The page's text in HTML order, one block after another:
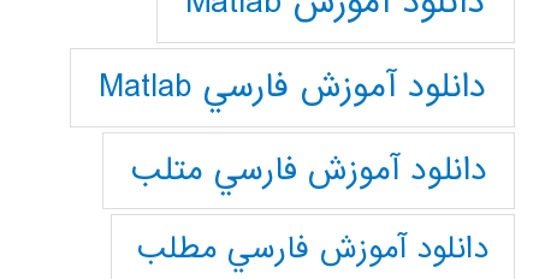
دانلود آموزش فارسي Matlab
دانلود آموزش فارسي متلب
دانلود آموزش فارسي مطلب